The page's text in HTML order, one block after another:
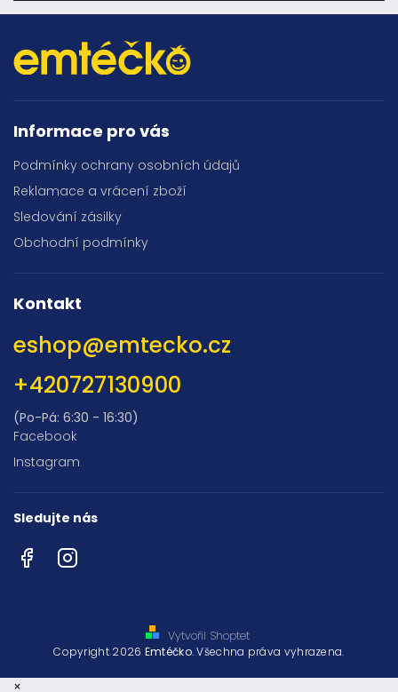
Informace pro vás
Podmínky ochrany osobních údajů
Reklamace a vrácení zboží
Sledování zásilky
Obchodní podmínky
Kontakt
eshop@emtecko.cz
+420727130900
(Po-Pá: 6:30 - 16:30)
Facebook
Instagram
Sledujte nás
FacebookInstagram
Vytvořil Shoptet
Copyright 2026 Emtéčko. Všechna práva vyhrazena.
×